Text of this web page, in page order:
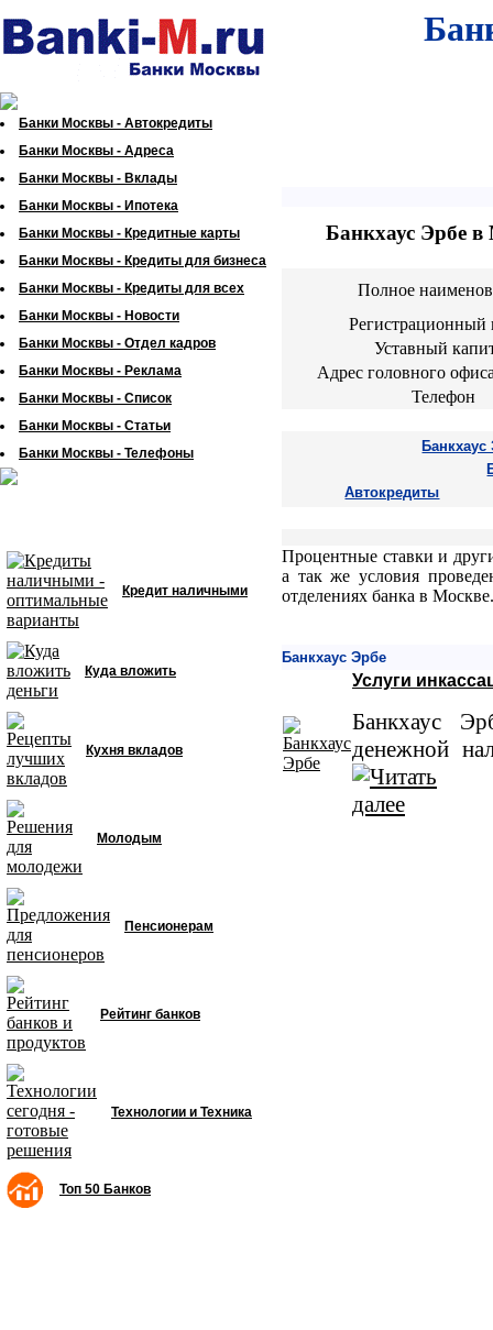
Банки Москвы - Автокредиты
Банки Москвы - Адреса
Банки Москвы - Вклады
Банки Москвы - Ипотека
Банки Москвы - Кредитные карты
Банки Москвы - Кредиты для бизнеса
Банки Москвы - Кредиты для всех
Банки Москвы - Новости
Банки Москвы - Отдел кадров
Банки Москвы - Реклама
Банки Москвы - Список
Банки Москвы - Статьи
Банки Москвы - Телефоны
Кредит наличными
Куда вложить
Кухня вкладов
Молодым
Пенсионерам
Рейтинг банков
Технологии и Техника
Топ 50 Банков
Банкхаус Эрбе в
Полное
Регистрационный
Уставный
Адрес головного
Телефон
Автокредиты
Процентные ставки и
а так же условия
отделениях банка в Москве.
Банкхаус Эрбе
Услуги
Банкхаус
денежной